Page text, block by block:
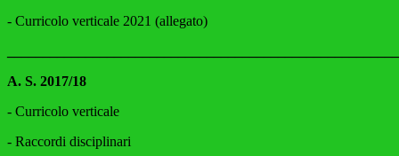
- Curricolo verticale 2021 (allegato)
A. S. 2017/18
- Curricolo verticale
- Raccordi disciplinari